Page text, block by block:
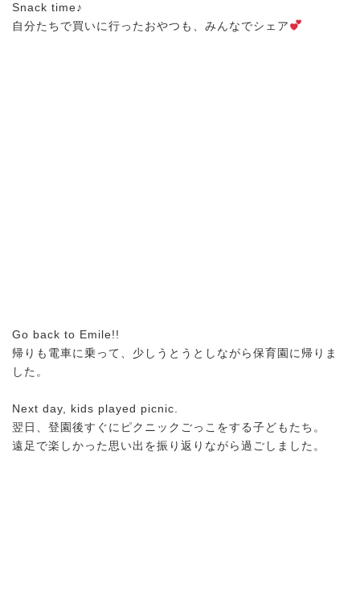
Snack time♪
自分たちで買いに行ったおやつも、みんなでシェア
Go back to Emile!!
帰りも電車に乗って、少しうとうとしながら保育園に帰りま
した。
Next day, kids played picnic.
翌日、登園後すぐにピクニックごっこをする子どもたち。
遠足で楽しかった思い出を振り返りながら過ごしました。